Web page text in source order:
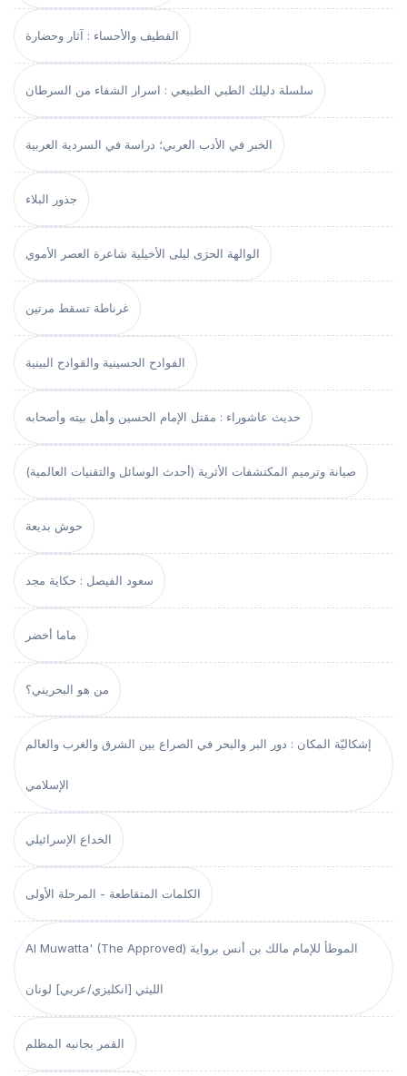
القطيف والأحساء : آثار وحضارة
سلسلة دليلك الطبي الطبيعي : اسرار الشفاء من السرطان
الخبر في الأدب العربي؛ دراسة في السردية العربية
جذور البلاء
الوالهة الحرَى ليلى الأخيلية شاعرة العصر الأموي
غرناطة تسقط مرتين
الفوادح الحسينية والقوادح البينية
حديث عاشوراء : مقتل الإمام الحسين وأهل بيته وأصحابه
صيانة وترميم المكتشفات الأثرية (أحدث الوسائل والتقنيات العالمية)
حوش بديعة
سعود الفيصل : حكاية مجد
ماما أخضر
من هو البحريني؟
إشكاليّة المكان : دور البر والبحر في الصراع بين الشرق والغرب والعالم
الإسلامي
الخداع الإسرائيلي
الكلمات المتقاطعة - المرحلة الأولى
Al Muwatta' (The Approved) الموطأ للإمام مالك بن أنس برواية
الليثي [انكليزي/عربي] لونان
القمر بجانبه المظلم